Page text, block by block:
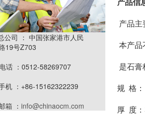
公司 ： 中国张家港市人民
19号Z703
电话 ：0512-58269707
机 ：+86-15162322239
箱 ：info@chinaocm.com
产品信
产品主
本产品
是石膏
规  格
厚  度